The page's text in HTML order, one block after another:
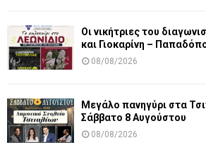
Οι νικήτριες του
και Γιοκαρίνη –
08/08/2026
Μεγάλο πανηγύρι στα
Σάββατο 8 Αυγούστου
08/08/2026